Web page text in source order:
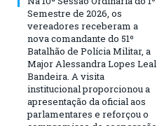
Semestre de 2026, os
vereadores receberam a
nova comandante do 51º
Batalhão de Polícia Militar, a
Major Alessandra Lopes Leal
Bandeira. A visita
institucional proporcionou a
apresentação da oficial aos
parlamentares e reforçou o